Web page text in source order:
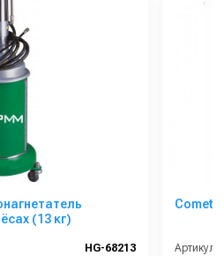
(13 кг)
HG-68213
Comet
Артикул: